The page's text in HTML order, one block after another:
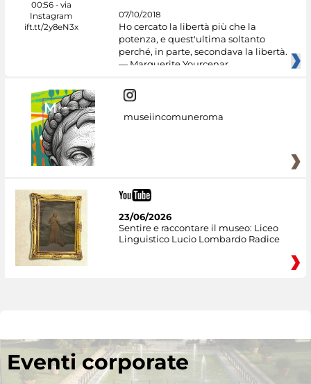
07/10/2018
Ho cercato la libertà più che la
potenza, e quest'ultima soltanto
perché, in parte, secondava la libertà.
— Marguerite Yourcenar
museiincomuneroma
23/06/2026
Sentire e raccontare il museo: Liceo
Linguistico Lucio Lombardo Radice
Eventi corporate